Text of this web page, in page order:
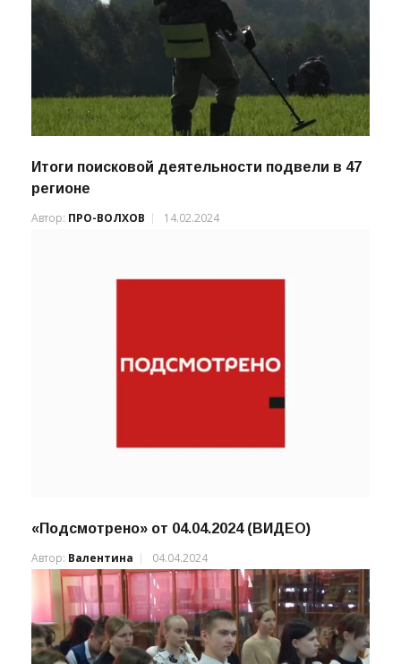
регионе
«Подсмотрено» от 04.04.2024 (ВИДЕО)
Автор:Валентина 04.04.2024